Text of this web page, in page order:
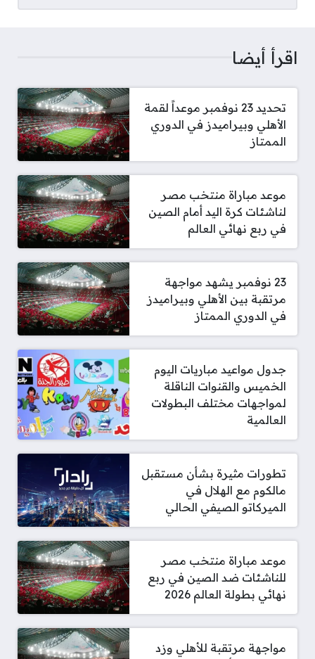
اقرأ أيضا
تحديد 23 نوفمبر موعداً لقمة
الأهلي وبيراميدز في الدوري
الممتاز
موعد مباراة منتخب مصر
لناشئات كرة اليد أمام الصين
في ربع نهائي العالم
23 نوفمبر يشهد مواجهة
مرتقبة بين الأهلي وبيراميدز
في الدوري الممتاز
جدول مواعيد مباريات اليوم
الخميس والقنوات الناقلة
لمواجهات مختلف البطولات
العالمية
تطورات مثيرة بشأن مستقبل
مالكوم مع الهلال في
الميركاتو الصيفي الحالي
موعد مباراة منتخب مصر
للناشئات ضد الصين في ربع
نهائي بطولة العالم 2026
مواجهة مرتقبة للأهلي وزد